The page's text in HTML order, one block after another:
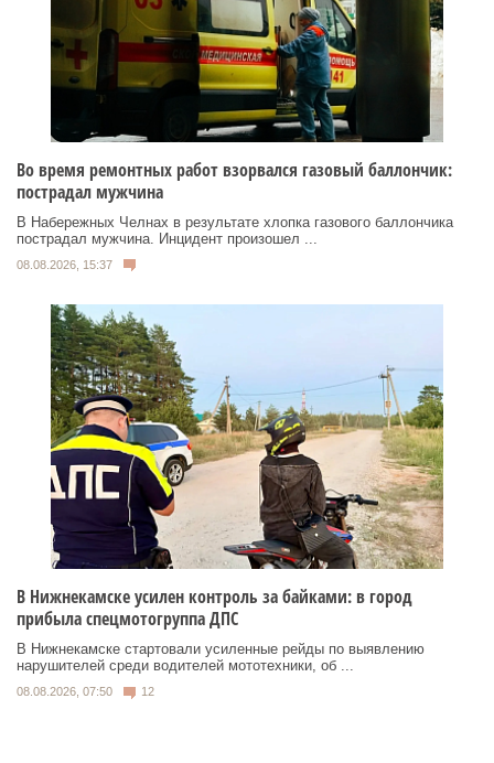
Во время ремонтных работ взорвался газовый баллончик:
пострадал мужчина
В Набережных Челнах в результате хлопка газового баллончика
пострадал мужчина. Инцидент произошел ...
08.08.2026, 15:37
В Нижнекамске усилен контроль за байками: в город
прибыла спецмотогруппа ДПС
В Нижнекамске стартовали усиленные рейды по выявлению
нарушителей среди водителей мототехники, об ...
08.08.2026, 07:50 12